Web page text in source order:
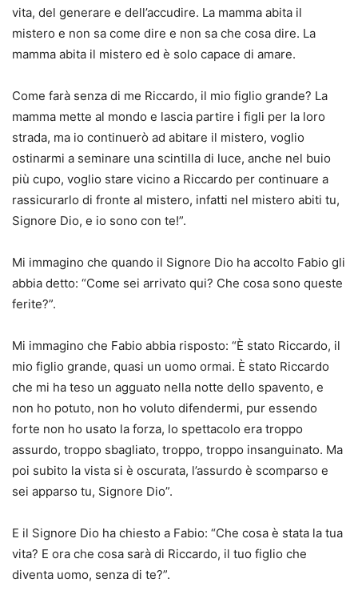
vita, del generare e dell’accudire. La mamma abita il
mistero e non sa come dire e non sa che cosa dire. La
mamma abita il mistero ed è solo capace di amare.
Come farà senza di me Riccardo, il mio figlio grande? La
mamma mette al mondo e lascia partire i figli per la loro
strada, ma io continuerò ad abitare il mistero, voglio
ostinarmi a seminare una scintilla di luce, anche nel buio
più cupo, voglio stare vicino a Riccardo per continuare a
rassicurarlo di fronte al mistero, infatti nel mistero abiti tu,
Signore Dio, e io sono con te!”.
Mi immagino che quando il Signore Dio ha accolto Fabio gli
abbia detto: “Come sei arrivato qui? Che cosa sono queste
ferite?”.
Mi immagino che Fabio abbia risposto: “È stato Riccardo, il
mio figlio grande, quasi un uomo ormai. È stato Riccardo
che mi ha teso un agguato nella notte dello spavento, e
non ho potuto, non ho voluto difendermi, pur essendo
forte non ho usato la forza, lo spettacolo era troppo
assurdo, troppo sbagliato, troppo, troppo insanguinato. Ma
poi subito la vista si è oscurata, l’assurdo è scomparso e
sei apparso tu, Signore Dio”.
E il Signore Dio ha chiesto a Fabio: “Che cosa è stata la tua
vita? E ora che cosa sarà di Riccardo, il tuo figlio che
diventa uomo, senza di te?”.